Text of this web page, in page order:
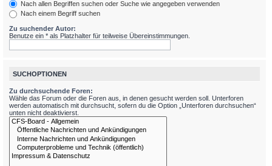
Nach allen Begriffen suchen oder Suche wie angegeben verwenden
Nach einem Begriff suchen
Zu suchender Autor:
Benutze ein * als Platzhalter für teilweise Übereinstimmungen.
SUCHOPTIONEN
Zu durchsuchende Foren:
Wähle das Forum oder die Foren aus, in denen gesucht werden soll. Unterforen
werden automatisch mit durchsucht, sofern du die Option „Unterforen durchsuchen“
unten nicht deaktivierst.